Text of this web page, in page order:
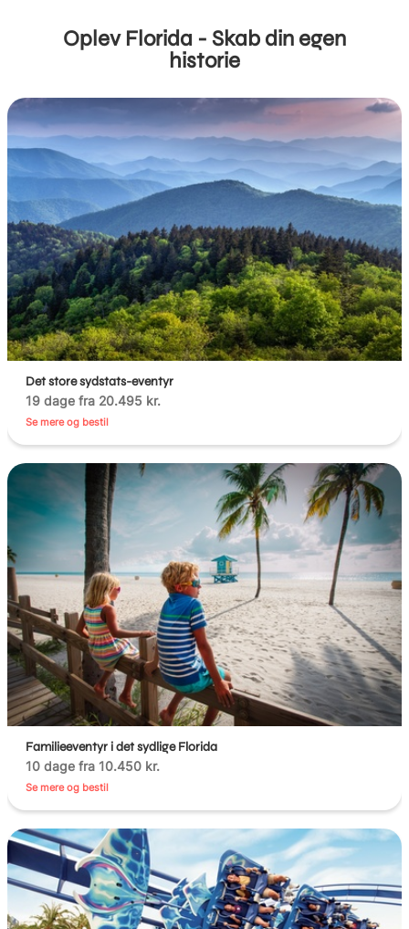
Oplev Florida - Skab din egen
historie
Det store sydstats-eventyr
19 dage fra 20.495 kr.
Se mere og bestil
Familieeventyr i det sydlige Florida
10 dage fra 10.450 kr.
Se mere og bestil